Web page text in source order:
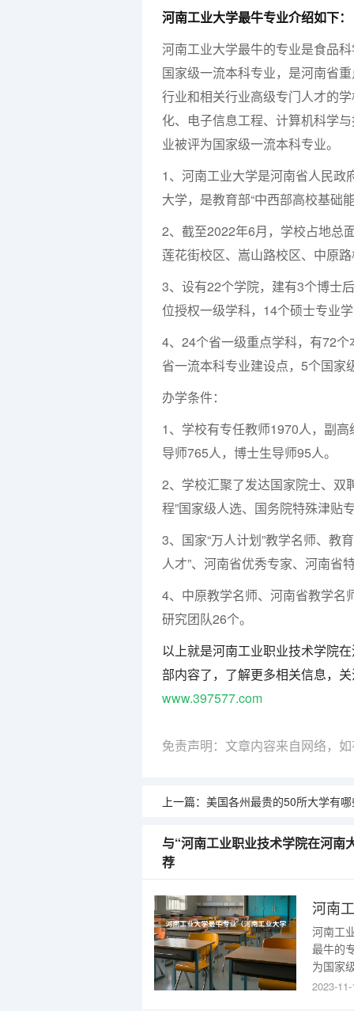
河南工业大学最牛专业介绍如下：
河南工业大学最牛的专业是食品
国家级一流本科专业，是河南省
行业和相关行业高级专门人才的
化、电子信息工程、计算机科学
业被评为国家级一流本科专业。
1、河南工业大学是河南省人民政
大学，是教育部“中西部高校基础
2、截至2022年6月，学校占地总
莲花街校区、嵩山路校区、中原
3、设有22个学院，建有3个博士
位授权一级学科，14个硕士专业
4、24个省一级重点学科，有72
省一流本科专业建设点，5个国家
办学条件：
1、学校有专任教师1970人，副
导师765人，博士生导师95人。
2、学校汇聚了发达国家院士、双
程”国家级人选、国务院特殊津贴
3、国家“万人计划”教学名师、教
人才”、河南省优秀专家、河南省
4、中原教学名师、河南省教学名
研究团队26个。
以上就是河南工业职业技术学院
部内容了，了解更多相关信息，
www.397577.com
免责声明：文章内容来自网络，
上一篇： 美国各州最贵的50所大学有
与“河南工业职业技术学院在河南
荐
河南
河南工
最牛的
为国家
一一所
2023-